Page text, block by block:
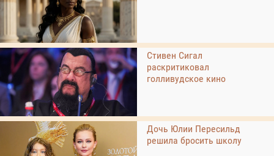
Стивен Сигал
раскритиковал
голливудское кино
Дочь Юлии Пересильд
решила бросить школу